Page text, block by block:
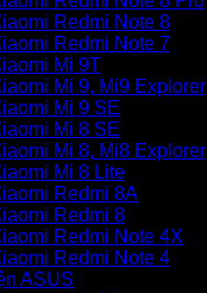
Redmi Note 8
Redmi Note 7
Mi 9T
Mi 9, Mi9 Explorer
Mi 9 SE
Mi 8 SE
Mi 8, Mi8 Explorer
Mi 8 Lite
Redmi 8A
Redmi 8
Redmi Note 4X
Redmi Note 4
ASUS